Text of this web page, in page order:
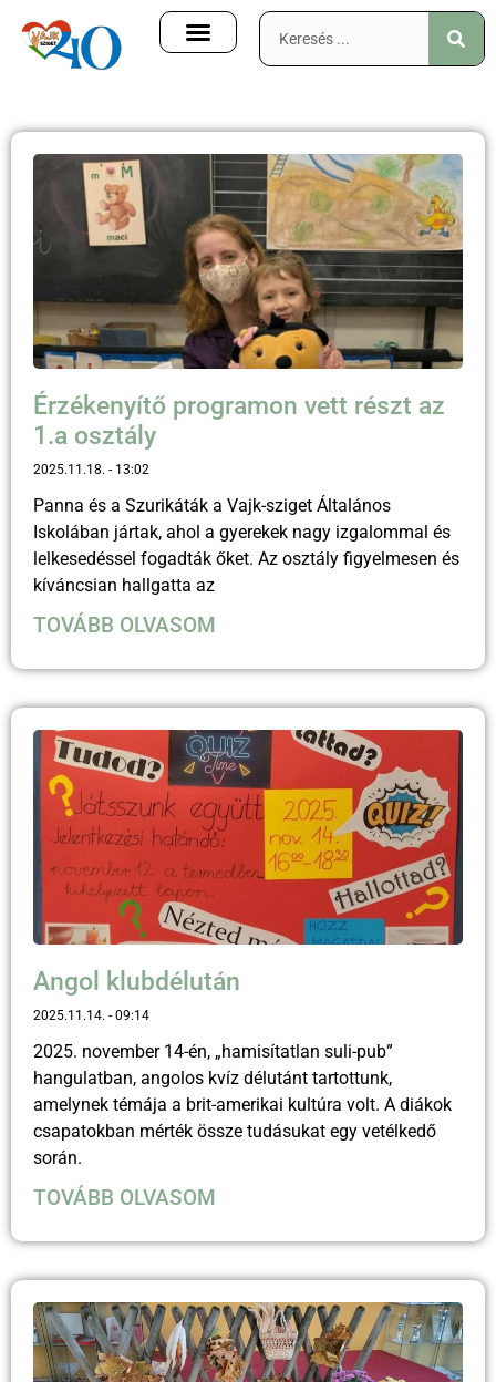
Érzékenyítő programon vett részt az
1.a osztály
2025.11.18. 13:02
Panna és a Szurikáták a Vajk-sziget Általános
Iskolában jártak, ahol a gyerekek nagy izgalommal és
lelkesedéssel fogadták őket. Az osztály figyelmesen és
kíváncsian hallgatta az
TOVÁBB OLVASOM
Angol klubdélután
2025.11.14. 09:14
2025. november 14-én, „hamisítatlan suli-pub”
hangulatban, angolos kvíz délutánt tartottunk,
amelynek témája a brit-amerikai kultúra volt. A diákok
csapatokban mérték össze tudásukat egy vetélkedő
során.
TOVÁBB OLVASOM